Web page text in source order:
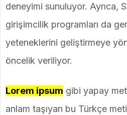
deneyimi sunuluyor. Ayrıca,
girişimcilik programları da
yeteneklerini geliştirmeye
öncelik veriliyor.
Lorem ipsum gibi yapay
anlam taşıyan bu Türkçe